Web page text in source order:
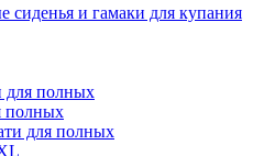
сиденья и гамаки для купания
для полных
полных
для полных